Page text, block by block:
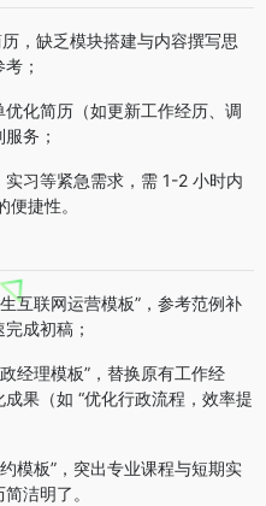
历，缺乏模块搭建与内容撰写思
；
优化简历（如更新工作经历、调
务；
实习等紧急需求，需 1-2 小时内
便捷性。
互联网运营模板”，参考范例补
成初稿；
经理模板”，替换原有工作经
果（如 “优化行政流程，效率提
模板”，突出专业课程与短期实
洁明了。